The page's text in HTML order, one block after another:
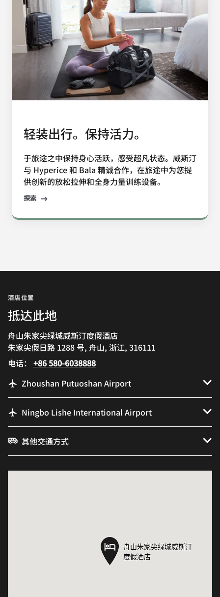
轻装出行。保持活力。
于旅途之中保持身心活跃，感受超凡状态。威斯汀
与 Hyperice 和 Bala 精诚合作，在旅途中为您提
供创新的放松拉伸和全身力量训练设备。
探索
酒店位置
抵达此地
舟山朱家尖绿城威斯汀度假酒店
朱家尖假日路 1288 号, 舟山, 浙江, 316111
电话： +86 580-6038888
Zhoushan Putuoshan Airport
Ningbo Lishe International Airport
其他交通方式
舟山朱家尖绿城威斯汀
度假酒店
舟山朱家尖绿城威斯汀
度假酒店